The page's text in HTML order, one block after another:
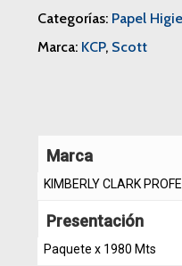
Categorías: Papel
Marca: KCP, Scott
Marca
KIMBERLY CLARK
Presentación
Paquete x 1980 Mts